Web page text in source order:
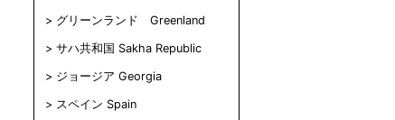
グリーンランド Greenland
サハ共和国 Sakha Republic
ジョージア Georgia
スペイン Spain